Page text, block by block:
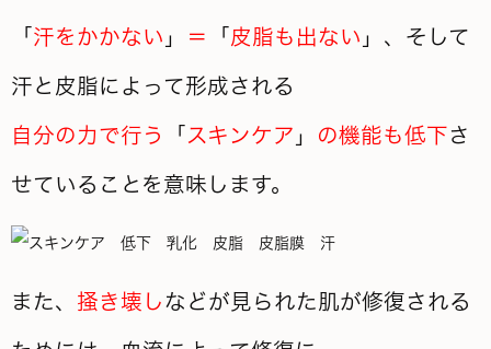
「 汗をかかない 」 ＝ 「 皮脂も出ない 」、そして
汗と皮脂によって形成される
自分の力で行う 「 スキンケア 」 の機能も低下 さ
せていることを意味します。
また、 掻き壊し などが見られた肌が修復される